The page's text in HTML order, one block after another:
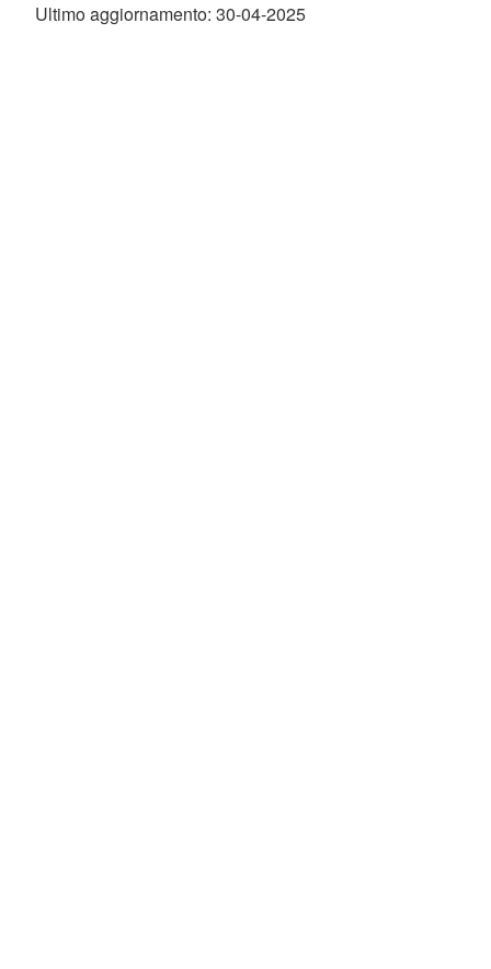
Ultimo aggiornamento: 30-04-2025